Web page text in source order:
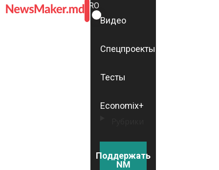
ROMÂNĂ
RU
Видео
Спецпроекты
Тесты
Economix+
Поддержать
NM